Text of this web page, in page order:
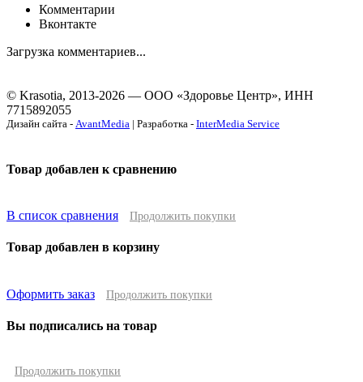
Комментарии
Вконтакте
Загрузка комментариев...
© Krasotia, 2013-2026 — ООО «Здоровье Центр», ИНН
7715892055
Дизайн сайта - AvantMedia | Разработка - InterMedia Service
Товар добавлен к сравнению
В список сравнения Продолжить покупки
Товар добавлен в корзину
Оформить заказ Продолжить покупки
Вы подписались на товар
Продолжить покупки